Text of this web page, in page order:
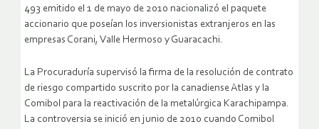
493 emitido el 1 de mayo de 2010 nacionalizó el paquete
accionario que poseían los inversionistas extranjeros en las
empresas Corani, Valle Hermoso y Guaracachi.
La Procuraduría supervisó la firma de la resolución de contrato
de riesgo compartido suscrito por la canadiense Atlas y la
Comibol para la reactivación de la metalúrgica Karachipampa.
La controversia se inició en junio de 2010 cuando Comibol